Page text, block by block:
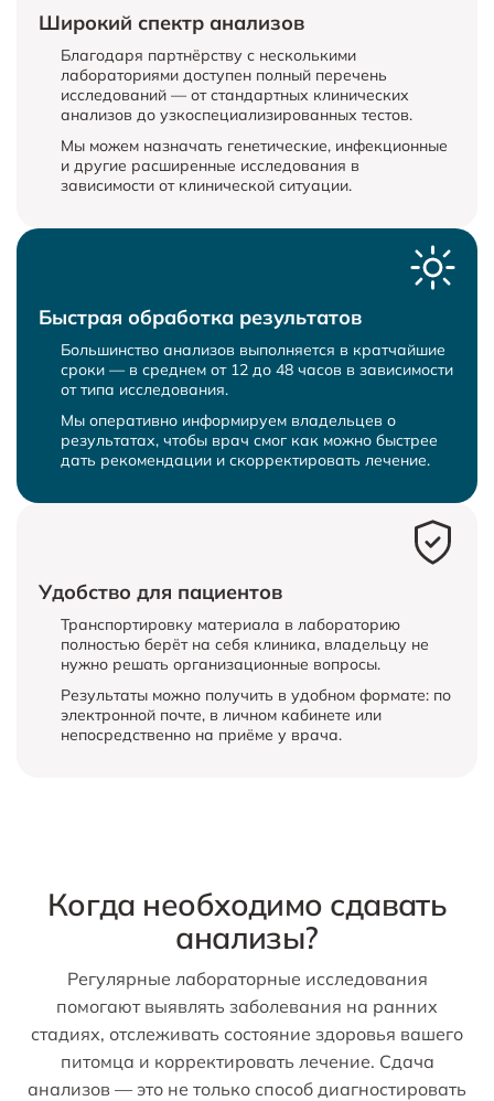
Широкий спектр анализов
Благодаря партнёрству с несколькими
лабораториями доступен полный перечень
исследований — от стандартных клинических
анализов до узкоспециализированных тестов.
Мы можем назначать генетические, инфекционные
и другие расширенные исследования в
зависимости от клинической ситуации.
Быстрая обработка результатов
Большинство анализов выполняется в кратчайшие
сроки — в среднем от 12 до 48 часов в зависимости
от типа исследования.
Мы оперативно информируем владельцев о
результатах, чтобы врач смог как можно быстрее
дать рекомендации и скорректировать лечение.
Удобство для пациентов
Транспортировку материала в лабораторию
полностью берёт на себя клиника, владельцу не
нужно решать организационные вопросы.
Результаты можно получить в удобном формате: по
электронной почте, в личном кабинете или
непосредственно на приёме у врача.
Когда необходимо сдавать
анализы?
Регулярные лабораторные исследования
помогают выявлять заболевания на ранних
стадиях, отслеживать состояние здоровья вашего
питомца и корректировать лечение. Сдача
анализов — это не только способ диагностировать